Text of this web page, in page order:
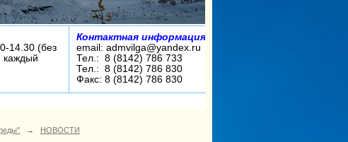
14.30 (без
каждый
Контактная информация:
email: admvilga@yandex.ru
Тел.: 8 (8142) 786 733
Тел.: 8 (8142) 786 830
Факс: 8 (8142) 786 830
→ НОВОСТИ